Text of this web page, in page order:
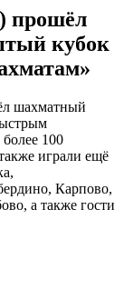
прошëл
кубок
шахматный
100
играли ещё
Карпово,
а также гости